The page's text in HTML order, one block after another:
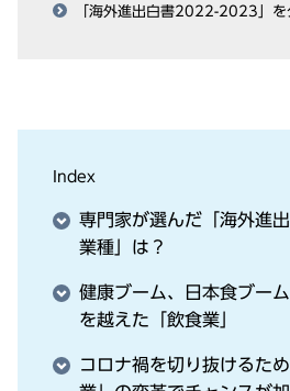
「海外進出⽩書2022-2023」を
Index
専⾨家が選んだ「海外進
業種」は？
健康ブーム、⽇本⾷ブー
を越えた「飲⾷業」
コロナ禍を切り抜けるた